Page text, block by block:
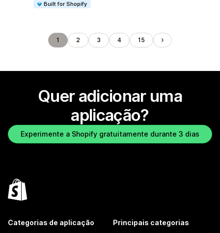
Built for Shopify
1 2 3 4 15
Quer adicionar uma
aplicação?
Experimente a Shopify gratuitamente durante 3 dias
Categorias de aplicação Principais categorias